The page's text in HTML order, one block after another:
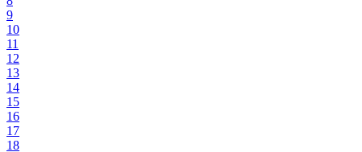
9
10
11
12
13
14
15
16
17
18